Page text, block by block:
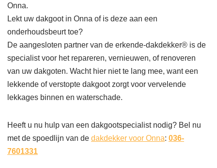
Onna.
Lekt uw dakgoot in Onna of is deze aan een
onderhoudsbeurt toe?
De aangesloten partner van de erkende-dakdekker® is de
specialist voor het repareren, vernieuwen, of renoveren
van uw dakgoten. Wacht hier niet te lang mee, want een
lekkende of verstopte dakgoot zorgt voor vervelende
lekkages binnen en waterschade.
Heeft u nu hulp van een dakgootspecialist nodig? Bel nu
met de spoedlijn van de dakdekker voor Onna: 036-
7601331